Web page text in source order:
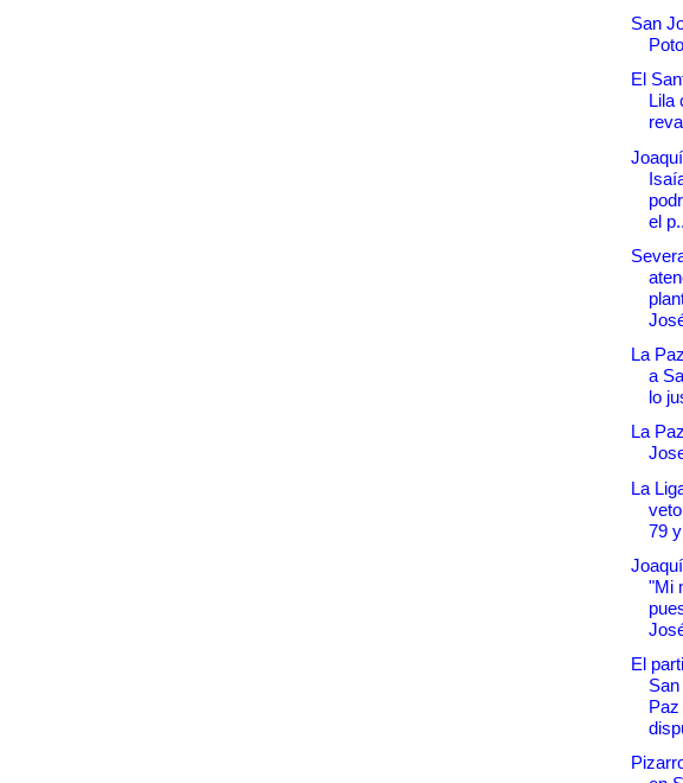
San
El
Lila
el
La
a
lo
La
La
79
"Mi
El
Paz